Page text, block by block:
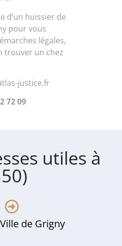
d’un huissier de
pour vous
légales,
trouver un chez
justice.fr
72 09
utiles à
de Grigny